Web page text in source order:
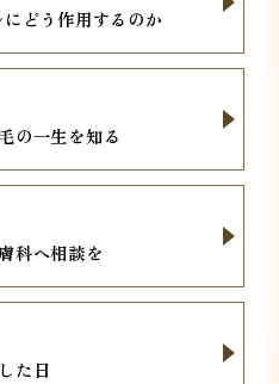
どう作用するのか
の一生を知る
科へ相談を
た日